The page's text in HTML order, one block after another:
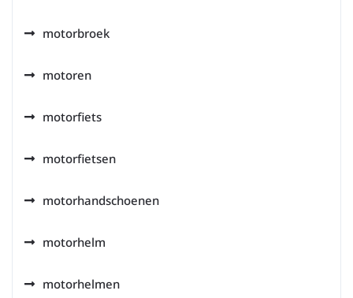
motorbroek
motoren
motorfiets
motorfietsen
motorhandschoenen
motorhelm
motorhelmen